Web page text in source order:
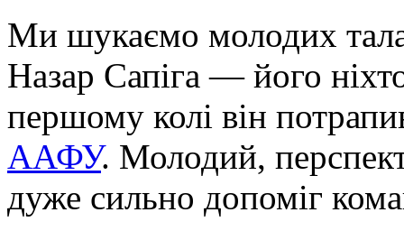
Ми шукаємо молодих
Назар Сапіга — його
першому колі він
ААФУ. Молодий,
дуже сильно допоміг